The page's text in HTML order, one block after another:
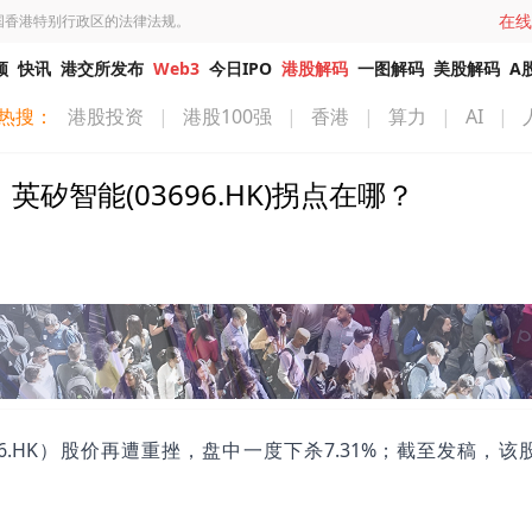
港特别行政区的法律法规。 在
快讯 港交所发布 Web3 今日IPO 港股解码 一图解码 美股解码 A
搜： 港股投资 | 港股100强 | 香港 | 算力 | AI |
矽智能(03696.HK)拐点在哪？
）股价再遭重挫，盘中一度下杀7.31%；截至发稿，该